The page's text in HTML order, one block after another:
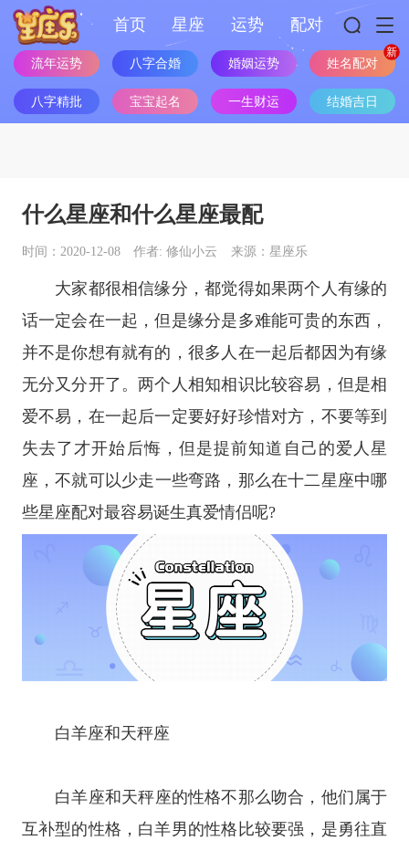
首页 星座 运势 配对
流年运势 八字合婚 婚姻运势 姓名配对
八字精批 宝宝起名 一生财运 结婚吉日
什么星座和什么星座最配
时间：2020-12-08 作者: 修仙小云 来源：星座乐
大家都很相信缘分，都觉得如果两个人有缘的
话一定会在一起，但是缘分是多难能可贵的东西，
并不是你想有就有的，很多人在一起后都因为有缘
无分又分开了。两个人相知相识比较容易，但是相
爱不易，在一起后一定要好好珍惜对方，不要等到
失去了才开始后悔，但是提前知道自己的爱人星
座 ，不就可以少走一些弯路，那么在十二星座中哪
些星座配对最容易诞生真爱情侣呢?
白羊座和天秤座
白羊座和天秤座的性格不那么吻合，他们属于
互补型的性格，白羊男的性格比较要强，是勇往直